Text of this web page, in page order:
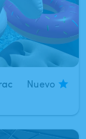
Nuevo